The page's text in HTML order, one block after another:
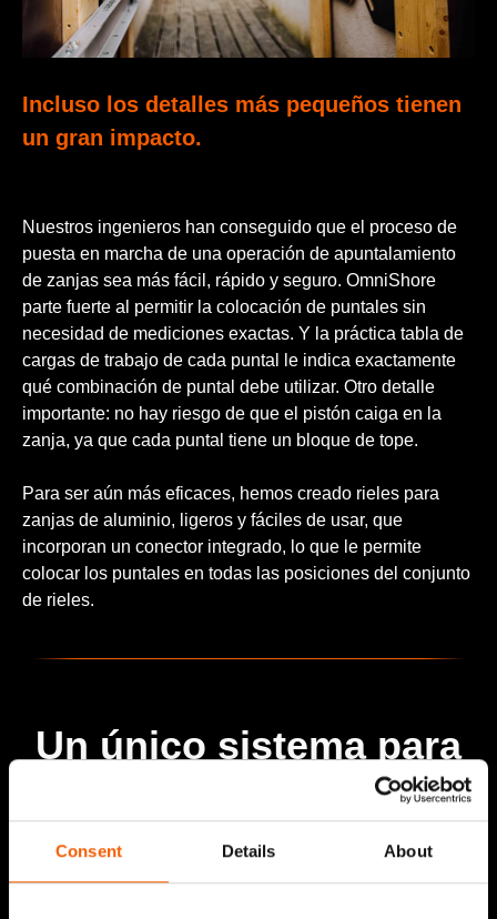
Consent Details About
Incluso los detalles más pequeños tienen
un gran impacto.
Nuestros ingenieros han conseguido que el proceso de
puesta en marcha de una operación de apuntalamiento
de zanjas sea más fácil, rápido y seguro. OmniShore
parte fuerte al permitir la colocación de puntales sin
necesidad de mediciones exactas. Y la práctica tabla de
cargas de trabajo de cada puntal le indica exactamente
qué combinación de puntal debe utilizar. Otro detalle
importante: no hay riesgo de que el pistón caiga en la
zanja, ya que cada puntal tiene un bloque de tope.
Para ser aún más eficaces, hemos creado rieles para
zanjas de aluminio, ligeros y fáciles de usar, que
incorporan un conector integrado, lo que le permite
colocar los puntales en todas las posiciones del conjunto
de rieles.
Un único sistema para
todas las operaciones
de apuntalamiento: